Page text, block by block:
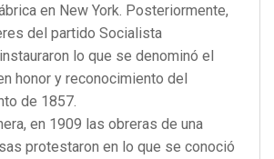
en New York. Posteriormente,
del partido Socialista
lo que se denominó el
honor y reconocimiento del
de 1857.
en 1909 las obreras de una
protestaron en lo que se conoció